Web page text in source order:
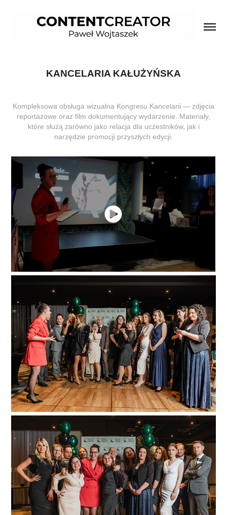
KANCELARIA KAŁUŻYŃSKA
Kompleksowa obsługa wizualna Kongresu Kancelarii — zdjęcia
reportażowe oraz film dokumentujący wydarzenie. Materiały,
które służą zarówno jako relacja dla uczestników, jak i
narzędzie promocji przyszłych edycji.